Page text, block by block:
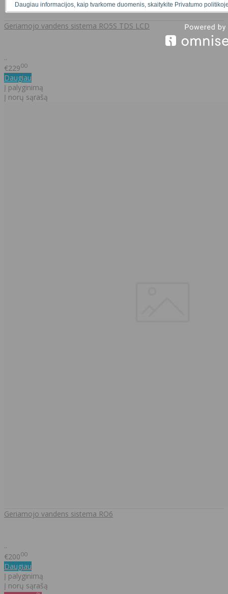
Geriamojo vandens sistema RO5S TDS LCD
..
€22900
Daugiau
Į palyginimą
Į norų sąrašą
Geriamojo vandens sistema RO6
..
€20000
Daugiau
Į palyginimą
Į norų sąrašą
Daugiau informacijos, kaip tvarkome duomenis, skaitykite Privatumo